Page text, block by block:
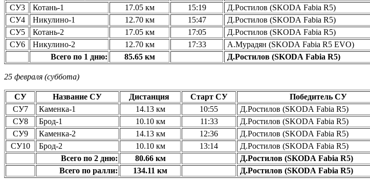
СУ3
Котань-1 17.05 км 15:19
Д.Ростилов (SKODA Fabia R5)
СУ4
Никулино-1 12.70 км 15:47
Д.Ростилов (SKODA Fabia R5)
СУ5
Котань-2 17.05 км 17:05
Д.Ростилов (SKODA Fabia R5)
СУ6
Никулино-2 12.70 км 17:33
А.Мурадян (SKODA Fabia R5 EVO)
Всего по 1 дню:
85.65 км Д.Ростилов (SKODA Fabia R5)
25 февраля (суббота)
СУ Название СУ Дистанция Старт СУ
Победитель СУ
СУ7
Каменка-1 14.13 км 10:55
Д.Ростилов (SKODA Fabia R5)
СУ8
Брод-1 10.10 км 11:33
Д.Ростилов (SKODA Fabia R5)
СУ9
Каменка-2 14.13 км 12:36
Д.Ростилов (SKODA Fabia R5)
СУ10
Брод-2 10.10 км 13:14
Д.Ростилов (SKODA Fabia R5)
Всего по 2 дню:
80.66 км
Д.Ростилов (SKODA Fabia R5)
Всего по ралли:
134.11 км Д.Ростилов (SKODA Fabia R5)